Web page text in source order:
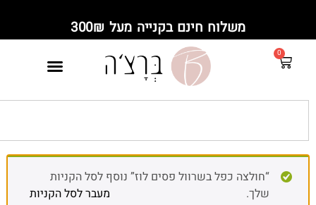
משלוח חינם בקנייה מעל 300₪
“חולצה כפל בשרוול פסים לוז” נוסף לסל הקניות
מעבר לסל הקניות